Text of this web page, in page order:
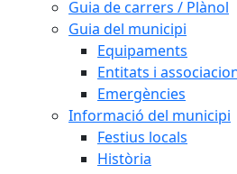
Guia de carrers / Plànol
Guia del municipi
Equipaments
Entitats i
Emergències
Informació del municipi
Festius locals
Història